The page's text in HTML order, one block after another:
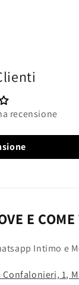
recensione
E
Intimo e
Confalonieri, 1,